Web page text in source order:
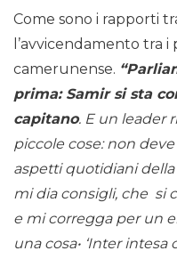
Come sono i rapporti
l’avvicendamento tra i
camerunense.
prima: Samir si sta
capitano. E un leader
piccole cose: non
aspetti quotidiani
mi dia consigli, che si
e mi corregga per un
una cosa• ‘Inter